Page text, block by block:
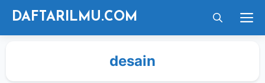
Langsung
DAFTARILMU.COM
desain